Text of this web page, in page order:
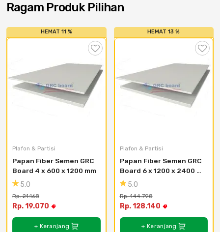
Cat dan Kimia
Saniter
Ragam Produk Pilihan
HEMAT 11 %
Plafon & Partisi
Papan Fiber Semen GRC
Board 4 x 600 x 1200 mm
5.0
Rp. 21.168
Rp. 19.070
+ Keranjang
HEMAT 13 %
Plafon & Partisi
Papan Fiber Semen GRC
Board 6 x 1200 x 2400
mm5.0
Rp. 144.798
Rp. 128.140
+ Keranjang